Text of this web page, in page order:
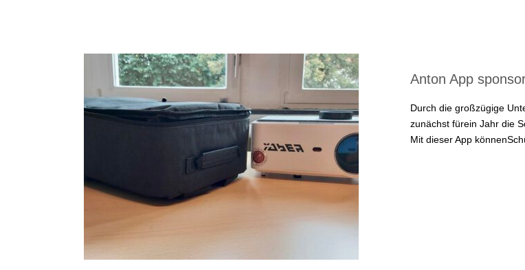
Anton App
Durch die großzügige
zunächst fürein Jahr die
Mit dieser App